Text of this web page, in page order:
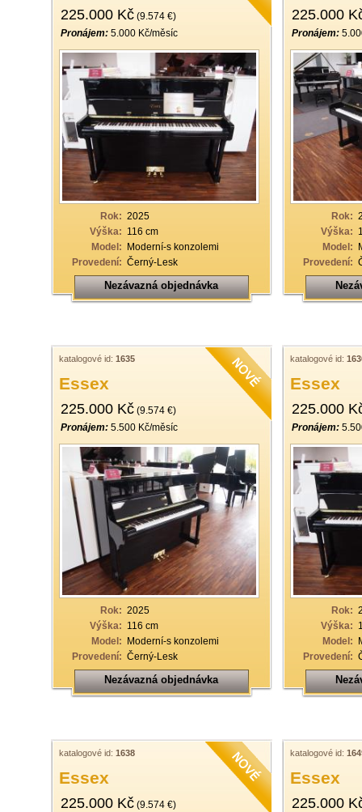
225.000 Kč (9.574 €)
Pronájem: 5.000 Kč/měsíc
Rok: 2025
Výška: 116 cm
Model: Moderní-s konzolemi
Provedení: Černý-Lesk
Nezávazná objednávka
225.000
Pronájem:
Rok:
Výška:
Model:
Provedení:
katalogové id: 1635
Essex
225.000 Kč (9.574 €)
Pronájem: 5.500 Kč/měsíc
Rok: 2025
Výška: 116 cm
Model: Moderní-s konzolemi
Provedení: Černý-Lesk
Nezávazná objednávka
katalogové id:
Essex
225.000
Pronájem:
Rok:
Výška:
Model:
Provedení:
katalogové id: 1638
Essex
225.000 Kč (9.574 €)
katalogové id:
Essex
225.000